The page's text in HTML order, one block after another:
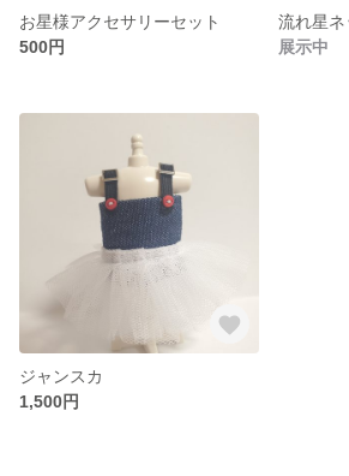
お星様アクセサリーセット
500円
流れ星ネ
展示中
ジャンスカ
1,500円